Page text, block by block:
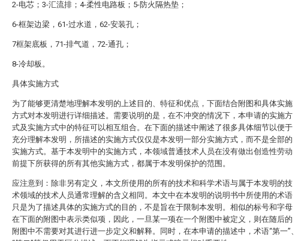
2-电芯；3-汇流排；4-柔性电路板；5-防火隔热垫；
6-框架边梁，61-过水道，62-安装孔；
7框架底板，71-排气道，72-通孔；
8-冷却板。
具体实施方式
为了能够更清楚地理解本发明的上述目的、特征和优点，下面结合附图和具体实施
方式对本发明进行详细描述。需要说明的是，在不冲突的情况下，本申请的实施方
式及实施方式中的特征可以相互组合。在下面的描述中阐述了很多具体细节以便于
充分理解本发明，所描述的实施方式仅仅是本发明一部分实施方式，而不是全部的
实施方式。基于本发明中的实施方式，本领域普通技术人员在没有做出创造性劳动
前提下所获得的所有其他实施方式，都属于本发明保护的范围。
应注意到：除非另有定义，本文所使用的所有的技术和科学术语与属于本发明的技
术领域的技术人员通常理解的含义相同。本文中在本发明的说明书中所使用的术语
只是为了描述具体的实施方式的目的，不是旨在于限制本发明。相似的标号和字母
在下面的附图中表示类似项，因此，一旦某一项在一个附图中被定义，则在随后的
附图中不需要对其进行进一步定义和解释。同时，在本申请的描述中，术语“第一”、